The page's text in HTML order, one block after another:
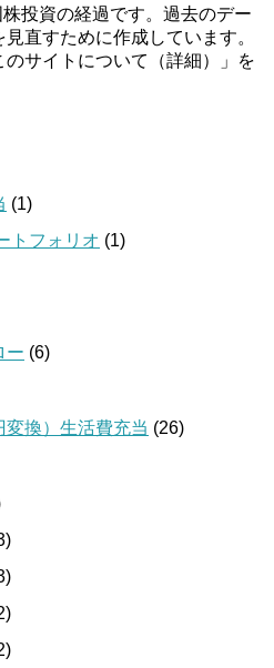
投資の経過です。過去のデー
直すために作成しています。
サイトについて（詳細）」を
(1)
トフォリオ (1)
ー (6)
変換）生活費充当 (26)